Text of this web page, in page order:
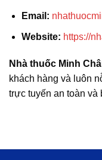
Email:
Website: https://
Nhà thuốc Minh
khách hàng và luôn
trực tuyến an toàn và